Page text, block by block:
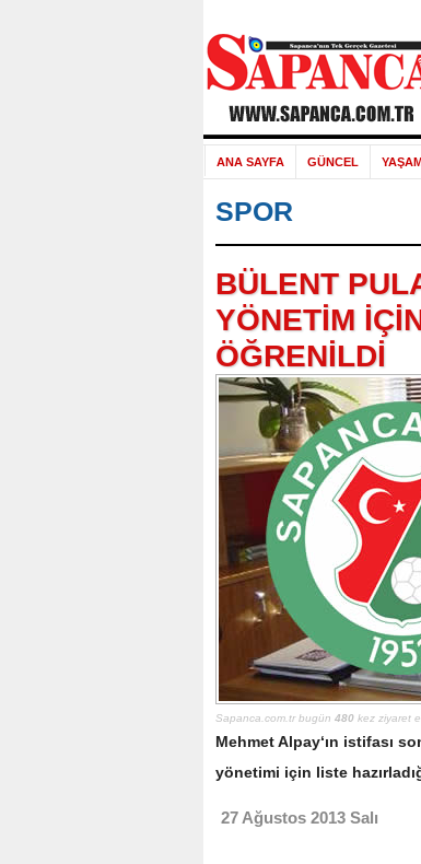
ANA SAYFA GÜNCEL
SPOR
BÜLENT
YÖNETİM
ÖĞRENİLDİ
Sapanca.com.tr bugün 480kez ziyaret
Mehmet Alpay‘ın istifası
yönetimi için liste
27 Ağustos 2013 Salı